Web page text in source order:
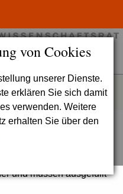
von Cookies
unserer Dienste.
erklären Sie sich damit
verwenden. Weitere
erhalten Sie über den
und müssen ausgefüllt